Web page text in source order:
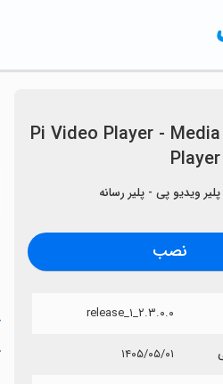
Pi Video Player - Media
Player
پلیر ویدیو پی - پلیر رسانه
نصب
۲.۳.۰.۰_release_۱
۱۴۰۵/۰۵/۰۱